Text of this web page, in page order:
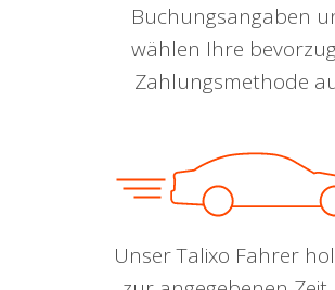
Buchungsangaben
wählen Ihre
Zahlungsmethode
Unser Talixo Fahrer